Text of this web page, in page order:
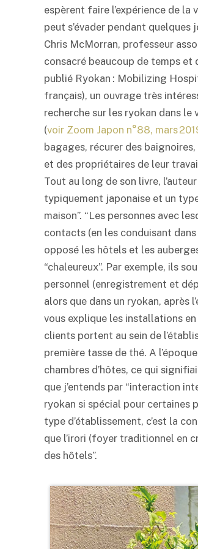
espèrent faire l’expérience de
peut s’évader pendant
Chris McMorran, professeur
consacré beaucoup de temps et
publié Ryokan : Mobilizing
français), un ouvrage très
recherche sur les ryokan dans le
(voir Zoom Japon n°88, mars
bagages, récurer des
et des propriétaires de leur
Tout au long de son livre,
typiquement japonaise et un
maison”. “Les personnes avec
contacts (en les conduisant
opposé les hôtels et les
“chaleureux”. Par exemple, ils
personnel (enregistrement et
alors que dans un ryokan, après
vous explique les installations
clients portent au sein de
première tasse de thé. A
chambres d’hôtes, ce qui
que j’entends par “interaction
ryokan si spécial pour certaines
type d’établissement, c’est la
que l’irori (foyer traditionnel en
des hôtels”.